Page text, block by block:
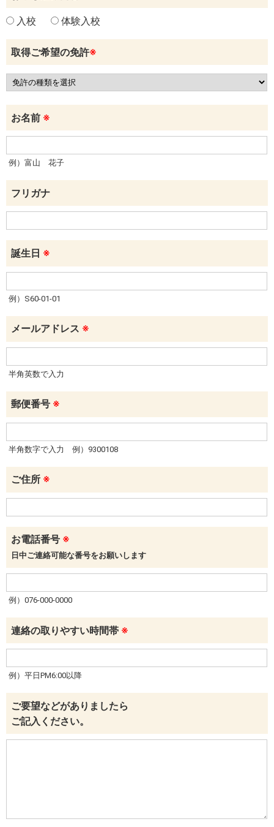
入校 体験入校
取得ご希望の免許※
お名前 ※
例）富山 花子
フリガナ
誕生日 ※
例）S60-01-01
メールアドレス ※
半角英数で入力
郵便番号 ※
半角数字で入力 例）9300108
ご住所 ※
お電話番号 ※
日中ご連絡可能な番号をお願いします
例）076-000-0000
連絡の取りやすい時間帯 ※
例）平日PM6:00以降
ご要望などがありましたら
ご記入ください。